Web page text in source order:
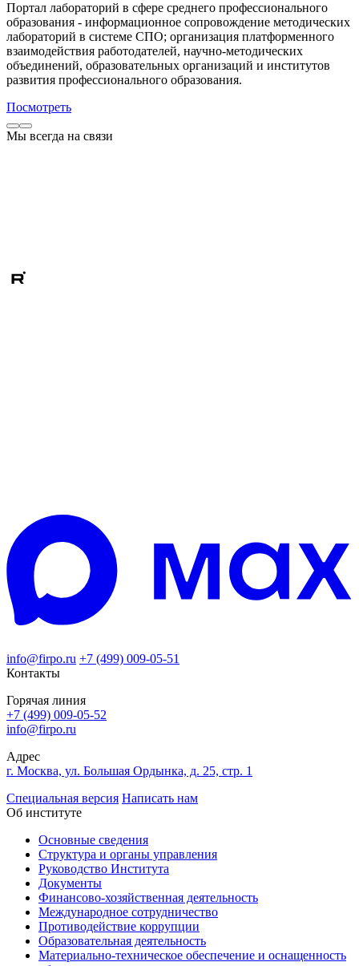
Портал лабораторий в сфере среднего профессионального
образования - информационное сопровождение методических
лабораторий в системе СПО; организация платформенного
взаимодействия работодателей, научно-методических
объединений, образовательных организаций и институтов
развития профессионального образования.
Посмотреть
Мы всегда на связи
info@firpo.ru +7 (499) 009-05-51
Контакты
Горячая линия
+7 (499) 009-05-52
info@firpo.ru
Адрес
г. Москва, ул. Большая Ордынка, д. 25, стр. 1
Специальная версия Написать нам
Об институте
Основные сведения
Структура и органы управления
Руководство Института
Документы
Финансово-хозяйственная деятельность
Международное сотрудничество
Противодействие коррупции
Образовательная деятельность
Материально-техническое обеспечение и оснащенность